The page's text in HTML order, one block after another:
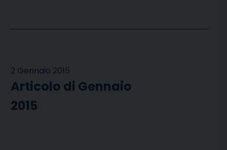
2 Gennaio 2015
Articolo di Gennaio
2015